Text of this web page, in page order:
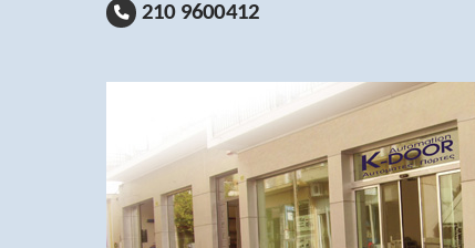
210 9600412